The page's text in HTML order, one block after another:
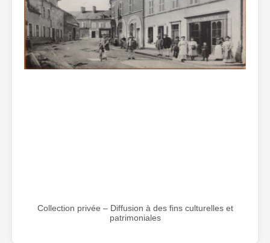
Collection privée – Diffusion à des fins culturelles et
patrimoniales